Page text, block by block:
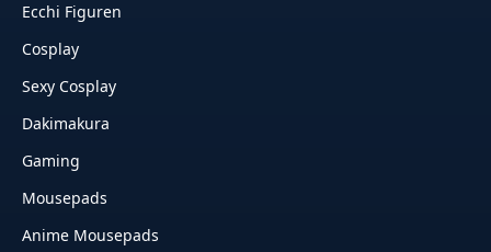
Ecchi Figuren
Cosplay
Sexy Cosplay
Dakimakura
Gaming
Mousepads
Anime Mousepads